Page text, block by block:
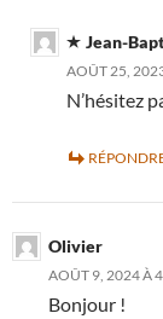
Jean-
AOÛT 25,
N’hésitez
Olivier
AOÛT 9, 2024 À
Bonjour !